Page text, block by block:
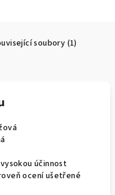
soubory (1)
účinnost
ocení ušetřené